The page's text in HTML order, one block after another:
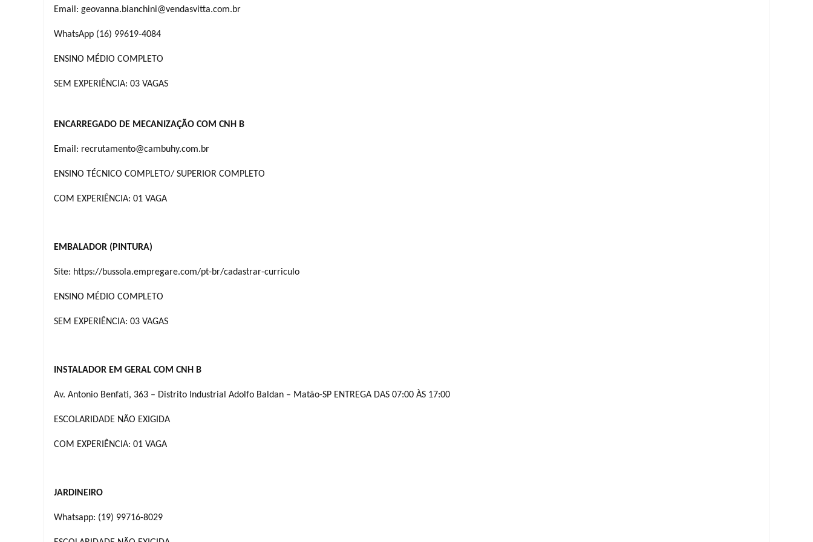
Email: geovanna.bianchini@vendasvitta.com.br
WhatsApp (16) 99619-4084
ENSINO MÉDIO COMPLETO
SEM EXPERIÊNCIA: 03 VAGAS
ENCARREGADO DE MECANIZAÇÃO COM CNH B
Email: recrutamento@cambuhy.com.br
ENSINO TÉCNICO COMPLETO/ SUPERIOR COMPLETO
COM EXPERIÊNCIA: 01 VAGA
EMBALADOR (PINTURA)
Site: https://bussola.empregare.com/pt-br/cadastrar-curriculo
ENSINO MÉDIO COMPLETO
SEM EXPERIÊNCIA: 03 VAGAS
INSTALADOR EM GERAL COM CNH B
Av. Antonio Benfati, 363 – Distrito Industrial Adolfo Baldan – Matão-SP ENTREGA DAS 07:00 ÀS 17:00
ESCOLARIDADE NÃO EXIGIDA
COM EXPERIÊNCIA: 01 VAGA
JARDINEIRO
Whatsapp: (19) 99716-8029